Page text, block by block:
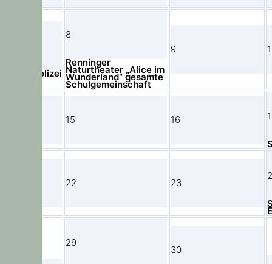
Läusepolizei
8
Renninger
Naturtheater „Alice im
Wunderland“ gesamte
Schulgemeinschaft
9
15 16
22 23
29
30